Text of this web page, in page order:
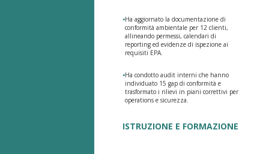
•Ha aggiornato la documentazione di
conformità ambientale per 12 clienti,
allineando permessi, calendari di
reporting ed evidenze di ispezione ai
requisiti EPA.
•Ha condotto audit interni che hanno
individuato 15 gap di conformità e
trasformato i rilievi in piani correttivi per
operations e sicurezza.
ISTRUZIONE E FORMAZIONE